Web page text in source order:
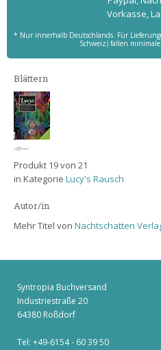
Vorkasse,
* Nur innerhalb Deutschlands. Für
Schweiz) fallen
Blättern
Produkt 19 von 21
in Kategorie Lucy's Rausch
Autor/in
Mehr Titel von Nachtschatten
Syntropia Buchversand
Industriestraße 20
64380 Roßdorf
Tel: +49-6154 - 60 39 50